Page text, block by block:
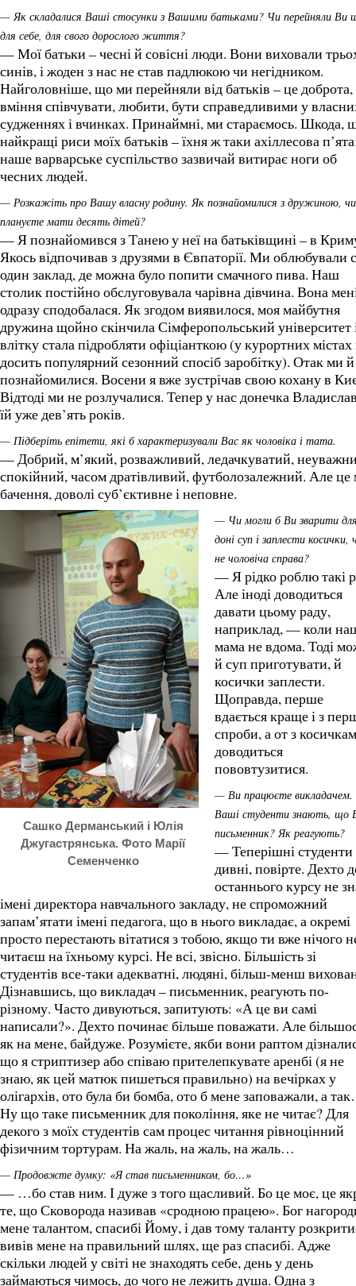
— Як складалися Ваші стосунки з Вашими батьками? Чи перейняли Ви
для себе, для свого дорослого життя?
— Мої батьки – чесні й совісні люди. Вони виховали
синів, і жоден з нас не став падлюкою чи негідником.
Найголовніше, що ми перейняли від батьків – це доброта,
вміння співчувати, любити, бути справедливими у
судженнях і вчинках. Принаймні, ми стараємось. Шкода,
найкращі риси моїх батьків – їхня ж таки ахіллесова
наше варварське суспільство зазвичай витирає ноги об
чесних людей.
— Розкажіть про Вашу власну родину. Як познайомилися з дружиною, чи
плануєте мати десять дітей?
— Я познайомився з Танею у неї на батьківщині – в
Якось відпочивав з друзями в Євпаторії. Ми облюбували
один заклад, де можна було попити смачного пива. Наш
столик постійно обслуговувала чарівна дівчина. Вона
одразу сподобалася. Як згодом виявилося, моя майбутня
дружина щойно скінчила Сімферопольський університет
влітку стала підробляти офіціанткою (у курортних містах
досить популярний сезонний спосіб заробітку). Отак ми й
познайомилися. Восени я вже зустрічав свою кохану в
Відтоді ми не розлучалися. Тепер у нас донечка
їй уже дев’ять років.
— Підберіть епітети, які б характеризували Вас як чоловіка і тата.
— Добрий, м’який, розважливий, ледачкуватий,
спокійний, часом дратівливий, футболозалежний. Але це
бачення, доволі суб’єктивне і неповне.
Сашко Дерманський і Юлія
Джугастрянська. Фото Марії
Семенченко
— Чи могли б Ви зварити
доні суп і заплести косички,
не чоловіча справа?
— Я рідко роблю такі
Але іноді доводиться
давати цьому раду,
наприклад, — коли
мама не вдома. Тоді
й суп приготувати, й
косички заплести.
Щоправда, перше
вдається краще і з
спроби, а от з
доводиться
пововтузитися.
— Ви працюєте викладачем.
Ваші студенти знають, що
письменник? Як реагують?
— Теперішні студенти
дивні, повірте. Дехто
останнього курсу не
імені директора навчального закладу, не спроможний
запам’ятати імені педагога, що в нього викладає, а окремі
просто перестають вітатися з тобою, якщо ти вже нічого
читаєш на їхньому курсі. Не всі, звісно. Більшість зі
студентів все-таки адекватні, людяні, більш-менш
Дізнавшись, що викладач – письменник, реагують по-
різному. Часто дивуються, запитують: «А це ви самі
написали?». Дехто починає більше поважати. Але
як на мене, байдуже. Розумієте, якби вони раптом
що я стриптизер або співаю прителепкувате аренбі (я не
знаю, як цей матюк пишеться правильно) на вечірках у
олігархів, ото була би бомба, ото б мене заповажали, а
Ну що таке письменник для покоління, яке не читає? Для
декого з моїх студентів сам процес читання рівноцінний
фізичним тортурам. На жаль, на жаль, на жаль…
— Продовжте думку: «Я став письменником, бо…»
— …бо став ним. І дуже з того щасливий. Бо це моє, це
те, що Сковорода називав «сродною працею». Бог
мене талантом, спасибі Йому, і дав тому таланту
вивів мене на правильний шлях, ще раз спасибі. Адже
скільки людей у світі не знаходять себе, день у день
займаються чимось, до чого не лежить душа. Одна з